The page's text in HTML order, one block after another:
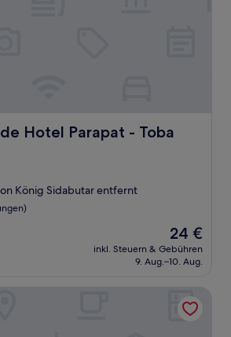
Hotel Parapat - Toba
Parapat - Toba Lake
König Sidabutar entfernt
Der
Preis
beträgt
24 €
inkl. Steuern & Gebühren
9. Aug.–10. Aug.